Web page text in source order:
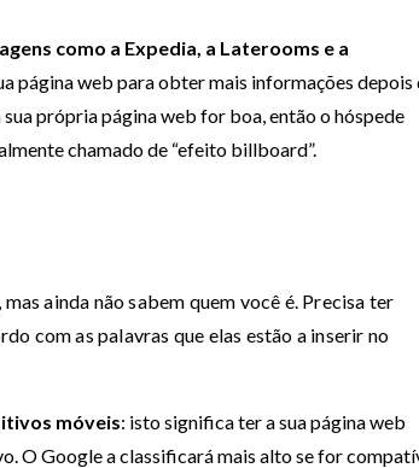
como a Expedia, a Laterooms e a
página web para obter mais informações depois
própria página web for boa, então o hóspede
chamado de “efeito billboard”.
ainda não sabem quem você é. Precisa ter
com as palavras que elas estão a inserir no
móveis: isto significa ter a sua página web
O Google a classificará mais alto se for